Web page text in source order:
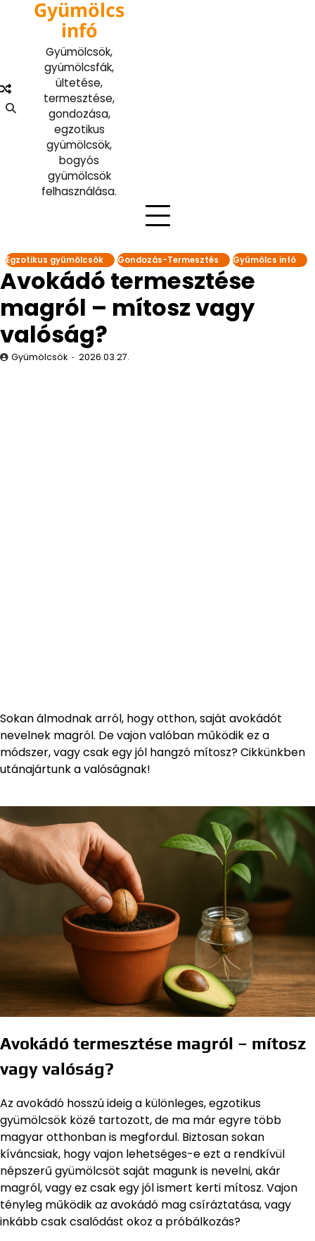
Gyümölcs
infó
Gyümölcsök,
gyümölcsfák,
ültetése,
termesztése,
gondozása,
egzotikus
gyümölcsök,
bogyós
gyümölcsök
felhasználása.
Egzotikus gyümölcsök Gondozás-Termesztés Gyümölcs infó
Avokádó termesztése
magról – mítosz vagy
valóság?
Gyümölcsök 2026.03.27.
Sokan álmodnak arról, hogy otthon, saját avokádót
nevelnek magról. De vajon valóban működik ez a
módszer, vagy csak egy jól hangzó mítosz? Cikkünkben
utánajártunk a valóságnak!
Avokádó termesztése magról – mítosz
vagy valóság?
Az avokádó hosszú ideig a különleges, egzotikus
gyümölcsök közé tartozott, de ma már egyre több
magyar otthonban is megfordul. Biztosan sokan
kíváncsiak, hogy vajon lehetséges-e ezt a rendkívül
népszerű gyümölcsöt saját magunk is nevelni, akár
magról, vagy ez csak egy jól ismert kerti mítosz. Vajon
tényleg működik az avokádó mag csíráztatása, vagy
inkább csak csalódást okoz a próbálkozás?